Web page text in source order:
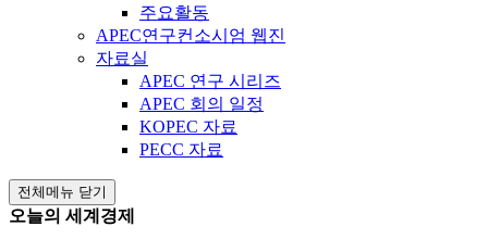
주요활동
APEC연구컨소시엄 웹진
자료실
APEC 연구 시리즈
APEC 회의 일정
KOPEC 자료
PECC 자료
전체메뉴 닫기
오늘의 세계경제